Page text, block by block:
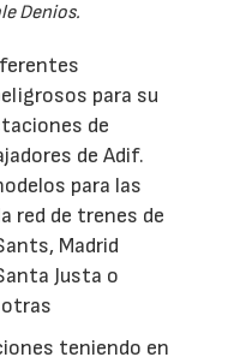
Denios.
para su
de
de Adif.
para las
red de trenes de
Madrid
Justa o
otras
teniendo en